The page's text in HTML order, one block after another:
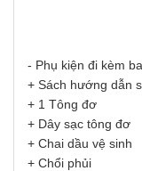
- Phụ kiện đi kèm
+ Sách hướng dẫn
+ 1 Tông đơ
+ Dây sạc tông đơ
+ Chai dầu vệ sinh
+ Chổi phủi